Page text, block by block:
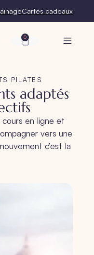
Cartes cadeaux
0
PILATES
adaptés
en ligne et
vers une
c’est la